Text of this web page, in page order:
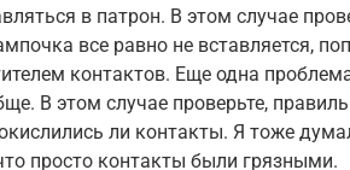
в патрон. В этом случае
все равно не вставляется,
контактов. Еще одна
В этом случае проверьте,
ли контакты. Я тоже
просто контакты были грязными.